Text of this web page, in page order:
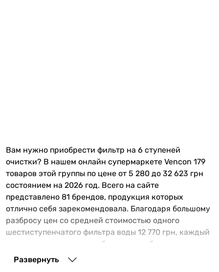
Вам нужно приобрести фильтр на 6 ступеней
очистки? В нашем онлайн супермаркете Vencon 179
товаров этой группы по цене от 5 280 до 32 623 грн
состоянием на 2026 год. Всего на сайте
представлено 81 брендов, продукция которых
отлично себя зарекомендовала. Благодаря большому
разбросу цен со средней стоимостью одного
шестиступенчатого фильтра воды 12 770 грн, каждый
наш клиент сможет подобрать для себя оптимальную
модель на свой бюджет. При выборе водоочистного
Развернуть